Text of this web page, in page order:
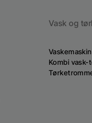
Vask og
Vaskemaskin
Kombi vask-